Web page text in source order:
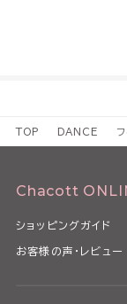
TOP DANCE
Chacott
ショッピングガイド
お客様の声・レビュー